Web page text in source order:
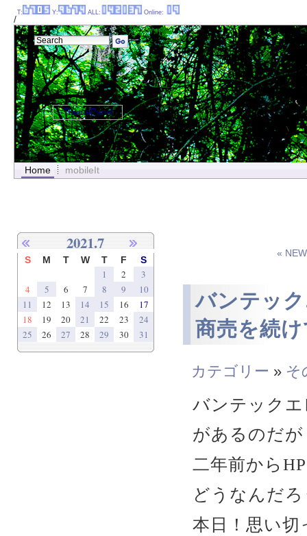
/
Home mobileIt
«
バンテッ
商売を続
カテゴリー » そ
バンテック
があるのだが
二年前から
どうなんだ
本日！思い
2021.7
S M T W T F S
1 2
3
4
5 6 7 8 9
10
11
12 13 14 15 16
17
18
19 20 21 22 23
24
25
26 27 28 29 30 31
T: Y: ALL: Online:
ThemePanel